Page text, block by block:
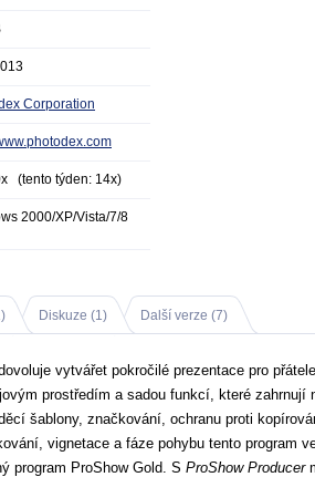
Corporation
(tento týden: 14x)
2000/XP/Vista/7/8
) Diskuze (1) Další verze (7)
vytvářet pokročilé prezentace pro
prostředím a sadou funkcí, které zahrnují
šablony, značkování, ochranu proti
vignetace a fáze pohybu tento program
program ProShow Gold. S ProShow Producer